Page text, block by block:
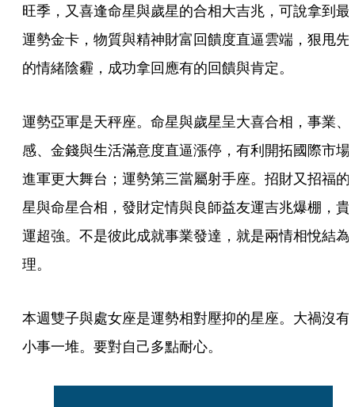
旺季，又喜逢命星與歲星的合相大吉兆，可說拿到最
運勢金卡，物質與精神財富回饋度直逼雲端，狠甩先
的情緒陰霾，成功拿回應有的回饋與肯定。
運勢亞軍是天秤座。命星與歲星呈大喜合相，事業、
感、金錢與生活滿意度直逼漲停，有利開拓國際市場
進軍更大舞台；運勢第三當屬射手座。招財又招福的
星與命星合相，發財定情與良師益友運吉兆爆棚，貴
運超強。不是彼此成就事業發達，就是兩情相悅結為
理。
本週雙子與處女座是運勢相對壓抑的星座。大禍沒有
小事一堆。要對自己多點耐心。